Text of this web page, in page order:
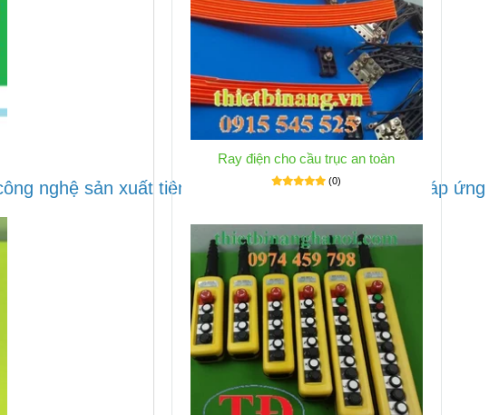
nghệ sản xuất tiên tiến. Điều này giúp ray điện đáp
Ray điện cho cầu trục an toàn
(0)